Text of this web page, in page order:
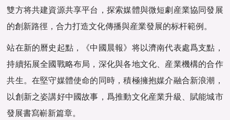
雙方将共建資源共享平台，探索媒體與微短劇産業協同發展
的創新路徑，合力打造文化傳播與産業發展的标杆範例。
站在新的曆史起點，《中國晨報》将以濟南代表處爲支點，
持續拓展全國戰略布局，深化與各地文化、産業機構的合作
共生。在堅守媒體使命的同時，積極擁抱媒介融合新浪潮，
以創新之姿講好中國故事，爲推動文化産業升級、賦能城市
發展書寫嶄新篇章。